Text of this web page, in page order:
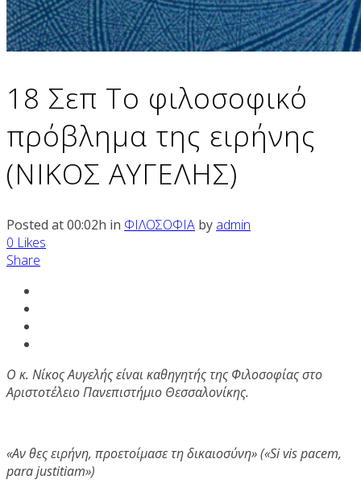
18 Σεπ Το φιλοσοφικό
πρόβλημα της ειρήνης
(ΝΙΚΟΣ ΑΥΓΕΛΗΣ)
Posted at 00:02h in ΦΙΛΟΣΟΦΙΑ by admin
0 Likes
Share
Ο κ. Νίκος Αυγελής είναι καθηγητής της Φιλοσοφίας στο
Αριστοτέλειο Πανεπιστήμιο Θεσσαλονίκης.
«Αν θες ειρήνη, προετοίμασε τη δικαιοσύνη» («Si vis pacem,
para justitiam»)